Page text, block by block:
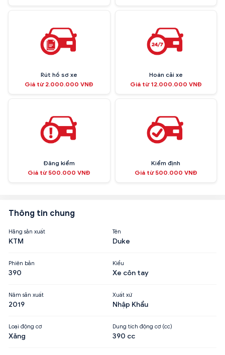
Rút hồ sơ xe
Giá từ 2.000.000 VNĐ
Hoán cải xe
Giá từ 12.000.000 VNĐ
Đăng kiểm
Giá từ 500.000 VNĐ
Kiểm định
Giá từ 500.000 VNĐ
Thông tin chung
Hãng sản xuất
KTM
Tên
Duke
Phiên bản
390
Kiểu
Xe côn tay
Năm sản xuất
2019
Xuất xứ
Nhập Khẩu
Loại động cơ
Xăng
Dung tích động cơ (cc)
390 cc